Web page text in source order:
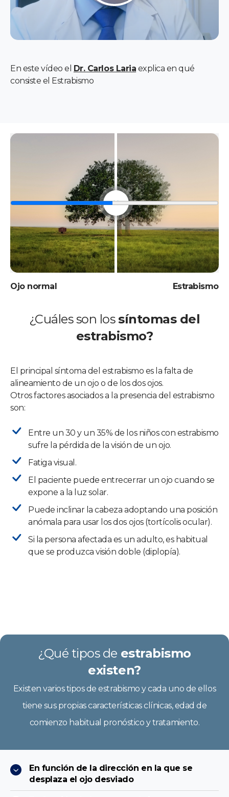
En este vídeo el Dr. Carlos Laria explica en qué
consiste el Estrabismo
Ojo normal Estrabismo
¿Cuáles son lossíntomas del
estrabismo?
El principal síntoma del estrabismo es la falta de
alineamiento de un ojo o de los dos ojos.
Otros factores asociados a la presencia del estrabismo
son:
Entre un 30 y un 35% de los niños con estrabismo
sufre la pérdida de la visión de un ojo.
Fatiga visual.
El paciente puede entrecerrar un ojo cuando se
expone a la luz solar.
Puede inclinar la cabeza adoptando una posición
anómala para usar los dos ojos (tortícolis ocular).
Si la persona afectada es un adulto, es habitual
que se produzca visión doble (diplopía).
¿Qué tipos de estrabismo
existen?
Existen varios tipos de estrabismo y cada uno de ellos
tiene sus propias características clínicas, edad de
comienzo habitual pronóstico y tratamiento.
En función de la dirección en la que se
desplaza el ojo desviado